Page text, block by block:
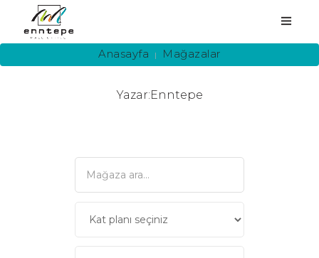
HİZMETLER
Yazar:Enntepe
Anasayfa Mağazalar